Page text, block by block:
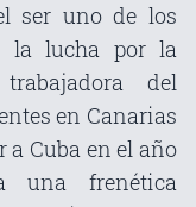
ser uno de los
la lucha por la
del
en Canarias
a Cuba en el año
una frenética